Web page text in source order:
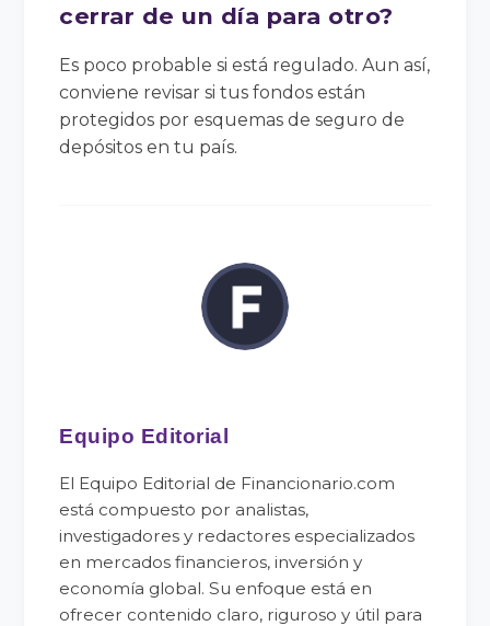
cerrar de un día para otro?
Es poco probable si está regulado. Aun así,
conviene revisar si tus fondos están
protegidos por esquemas de seguro de
depósitos en tu país.
Equipo Editorial
El Equipo Editorial de Financionario.com
está compuesto por analistas,
investigadores y redactores especializados
en mercados financieros, inversión y
economía global. Su enfoque está en
ofrecer contenido claro, riguroso y útil para